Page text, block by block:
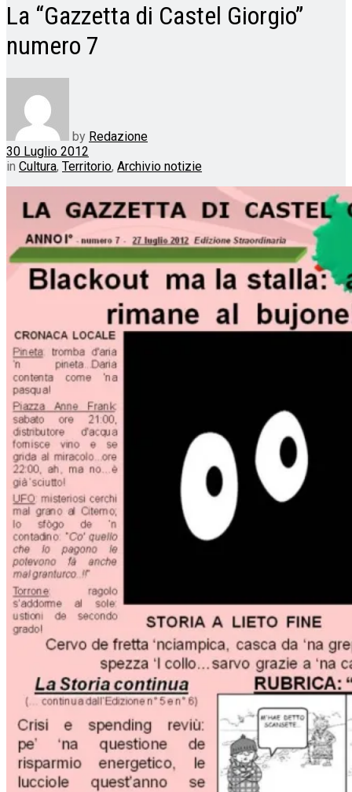
La “Gazzetta di Castel Giorgio”
numero 7
by Redazione
30 Luglio 2012
in Cultura, Territorio, Archivio notizie